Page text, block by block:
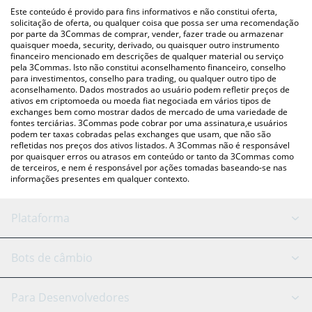
acima para verificar o último preço de LAMBO nas principais
moedas fiat e criptográficas.
Este conteúdo é provido para fins informativos e não constitui oferta,
solicitação de oferta, ou qualquer coisa que possa ser uma recomendação
por parte da 3Commas de comprar, vender, fazer trade ou armazenar
quaisquer moeda, security, derivado, ou quaisquer outro instrumento
financeiro mencionado em descrições de qualquer material ou serviço
pela 3Commas. Isto não constitui aconselhamento financeiro, conselho
para investimentos, conselho para trading, ou qualquer outro tipo de
aconselhamento. Dados mostrados ao usuário podem refletir preços de
ativos em criptomoeda ou moeda fiat negociada em vários tipos de
exchanges bem como mostrar dados de mercado de uma variedade de
fontes terciárias. 3Commas pode cobrar por uma assinatura,e usuários
podem ter taxas cobradas pelas exchanges que usam, que não são
refletidas nos preços dos ativos listados. A 3Commas não é responsável
por quaisquer erros ou atrasos em conteúdo or tanto da 3Commas como
de terceiros, e nem é responsável por ações tomadas baseando-se nas
informações presentes em qualquer contexto.
Plataforma
Bot GRID
Bots de câmbio
Binance
Para Desenvolvedores